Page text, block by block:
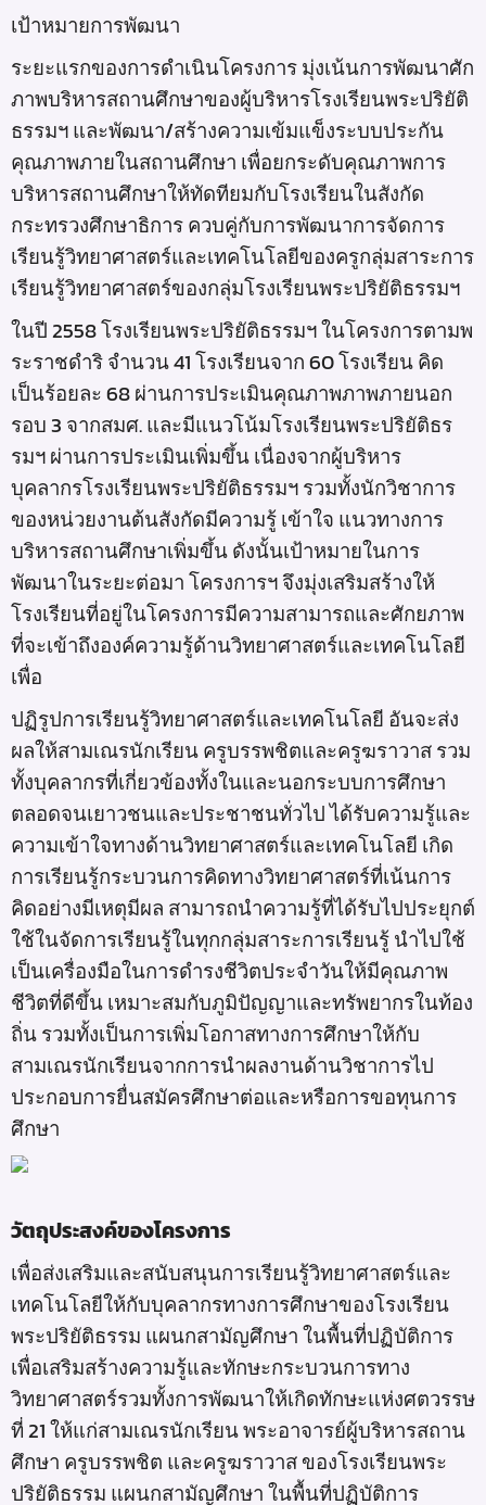
เป้าหมายการพัฒนา
ระยะแรกของการดำเนินโครงการ มุ่งเน้นการพัฒนาศัก
ภาพบริหารสถานศึกษาของผู้บริหารโรงเรียนพระปริยัติ
ธรรมฯ และพัฒนา/สร้างความเข้มแข็งระบบประกัน
คุณภาพภายในสถานศึกษา เพื่อยกระดับคุณภาพการ
บริหารสถานศึกษาให้ทัดทียมกับโรงเรียนในสังกัด
กระทรวงศึกษาธิการ ควบคู่กับการพัฒนาการจัดการ
เรียนรู้วิทยาศาสตร์และเทคโนโลยีของครูกลุ่มสาระการ
เรียนรู้วิทยาศาสตร์ของกลุ่มโรงเรียนพระปริยัติธรรมฯ
ในปี 2558 โรงเรียนพระปริยัติธรรมฯ ในโครงการตามพ
ระราชดำริ จำนวน 41 โรงเรียนจาก 60 โรงเรียน คิด
เป็นร้อยละ 68 ผ่านการประเมินคุณภาพภาพภายนอก
รอบ 3 จากสมศ. และมีแนวโน้มโรงเรียนพระปริยัติธร
รมฯ ผ่านการประเมินเพิ่มขึ้น เนื่องจากผู้บริหาร
บุคลากรโรงเรียนพระปริยัติธรรมฯ รวมทั้งนักวิชาการ
ของหน่วยงานต้นสังกัดมีความรู้ เข้าใจ แนวทางการ
บริหารสถานศึกษาเพิ่มขึ้น ดังนั้นเป้าหมายในการ
พัฒนาในระยะต่อมา โครงการฯ จึงมุ่งเสริมสร้างให้
โรงเรียนที่อยู่ในโครงการมีความสามารถและศักยภาพ
ที่จะเข้าถึงองค์ความรู้ด้านวิทยาศาสตร์และเทคโนโลยี
เพื่อ
ปฏิรูปการเรียนรู้วิทยาศาสตร์และเทคโนโลยี อันจะส่ง
ผลให้สามเณรนักเรียน ครูบรรพชิตและครูฆราวาส รวม
ทั้งบุคลากรที่เกี่ยวข้องทั้งในและนอกระบบการศึกษา
ตลอดจนเยาวชนและประชาชนทั่วไป ได้รับความรู้และ
ความเข้าใจทางด้านวิทยาศาสตร์และเทคโนโลยี เกิด
การเรียนรู้กระบวนการคิดทางวิทยาศาสตร์ที่เน้นการ
คิดอย่างมีเหตุมีผล สามารถนำความรู้ที่ได้รับไปประยุกต์
ใช้ในจัดการเรียนรู้ในทุกกลุ่มสาระการเรียนรู้ นำไปใช้
เป็นเครื่องมือในการดำรงชีวิตประจำวันให้มีคุณภาพ
ชีวิตที่ดีขึ้น เหมาะสมกับภูมิปัญญาและทรัพยากรในท้อง
ถิ่น รวมทั้งเป็นการเพิ่มโอกาสทางการศึกษาให้กับ
สามเณรนักเรียนจากการนำผลงานด้านวิชาการไป
ประกอบการยื่นสมัครศึกษาต่อและหรือการขอทุนการ
ศึกษา
วัตถุประสงค์ของโครงการ
เพื่อส่งเสริมและสนับสนุนการเรียนรู้วิทยาศาสตร์และ
เทคโนโลยีให้กับบุคลากรทางการศึกษาของโรงเรียน
พระปริยัติธรรม แผนกสามัญศึกษา ในพื้นที่ปฏิบัติการ
เพื่อเสริมสร้างความรู้และทักษะกระบวนการทาง
วิทยาศาสตร์รวมทั้งการพัฒนาให้เกิดทักษะแห่งศตวรรษ
ที่ 21 ให้แก่สามเณรนักเรียน พระอาจารย์ผู้บริหารสถาน
ศึกษา ครูบรรพชิต และครูฆราวาส ของโรงเรียนพระ
ปริยัติธรรม แผนกสามัญศึกษา ในพื้นที่ปฏิบัติการ